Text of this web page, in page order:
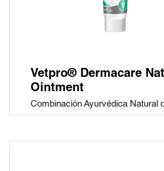
Vetpro® Dermacare
Ointment
Combinación Ayurvédica Natural